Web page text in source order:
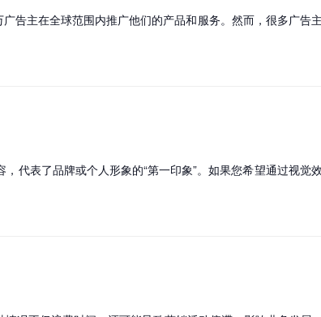
告主在全球范围内推广他们的产品和服务。然而，很多广告
代表了品牌或个人形象的“第一印象”。如果您希望通过视觉